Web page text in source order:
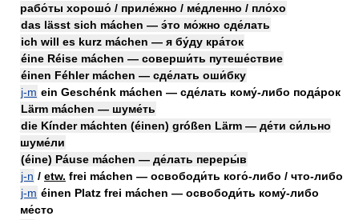
рабо́ты хорошо́ / приле́жно / ме́дленно / пло́хо
das lässt sich máchen — э́то мо́жно сде́лать
ich will es kurz máchen — я бу́ду кра́ток
éine Réise máchen — соверши́ть путеше́ствие
éinen Féhler máchen — сде́лать оши́бку
j-m ein Geschénk máchen — сде́лать кому́-либо пода́рок
Lärm máchen — шуме́ть
die Kínder máchten (éinen) gróßen Lärm — де́ти си́льно
шуме́ли
(éine) Páuse máchen — де́лать переры́в
j-n / etw. frei máchen — освободи́ть кого́-либо / что-либо
j-m éinen Platz frei máchen — освободи́ть кому́-либо
ме́сто